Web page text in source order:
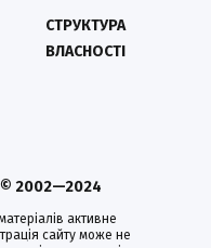
2002—2024
активне
сайту може не
СТРУКТУРА
ВЛАСНОСТІ